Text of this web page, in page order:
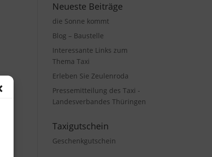
Neueste Beiträge
die Sonne kommt
Blog – Baustelle
Interessante Links zum
Thema Taxi
Erleben Sie Zeulenroda
Pressemitteilung des Taxi -
Landesverbandes Thüringen
Taxigutschein
Geschenkgutschein